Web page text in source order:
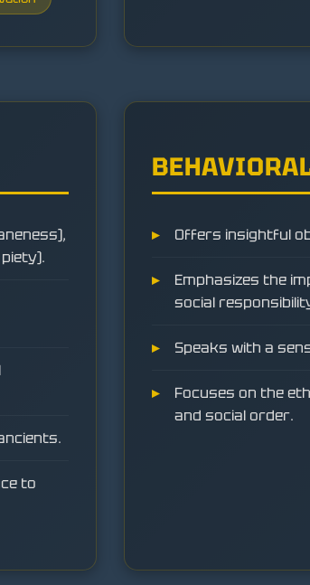
to
Offers insightful
Emphasizes the
social
Speaks with a
Focuses on the
and social order.